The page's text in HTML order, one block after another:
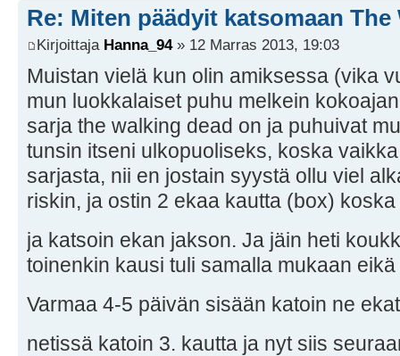
Re: Miten päädyit katsomaan The
Kirjoittaja Hanna_94» 12 Marras 2013, 19:03
Muistan vielä kun olin amiksessa (vika
mun luokkalaiset puhu melkein
sarja the walking dead on ja puhuivat
tunsin itseni ulkopuoliseks, koska
sarjasta, nii en jostain syystä ollu viel
riskin, ja ostin 2 ekaa kautta (box)
ja katsoin ekan jakson. Ja jäin heti
toinenkin kausi tuli samalla mukaan
Varmaa 4-5 päivän sisään katoin ne
netissä katoin 3. kautta ja nyt siis